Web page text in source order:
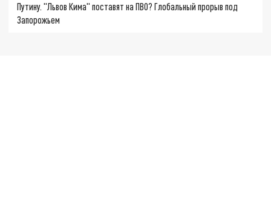
Путину. "Львов Кима" поставят на ПВО? Глобальный прорыв под
Запорожьем